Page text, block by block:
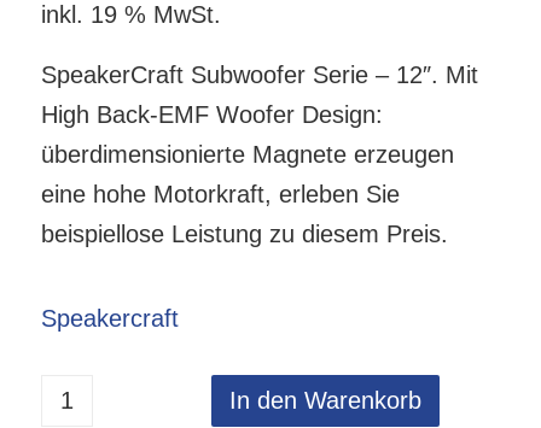
inkl. 19 % MwSt.
SpeakerCraft Subwoofer Serie – 12″. Mit
High Back-EMF Woofer Design:
überdimensionierte Magnete erzeugen
eine hohe Motorkraft, erleben Sie
beispiellose Leistung zu diesem Preis.
Speakercraft
In den Warenkorb